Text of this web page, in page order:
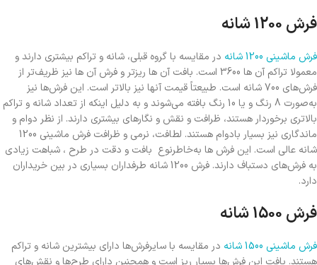
فرش 1200 شانه
فرش ماشینی 1200 شانه
در مقایسه با گروه قبلی، شانه و تراکم بیشتری دارند و
معمولا تراکم آن ها 3600 است. بافت آن ها ریزتر و فرش آن ها نیز ظریف‌تر از
فرش‌های 700 شانه است. طبیعتاً قیمت آنها نیز بالاتر است. این فرش‌ها نیز
به‌صورت 8 رنگ و یا 10 رنگ بافته می‌شوند و به دلیل اینکه از تعداد شانه و تراکم
بالاتری برخوردار هستند، ظرافت و نقش و نگارهای بیشتری دارند. از نظر دوام و
ماندگاری نیز بسیار بادوام هستند. لطافت، نرمی و ظرافت فرش ماشینی 1200
شانه عالی است. این فرش ها به‌خاطرنوع بافت و دقت در طرح ، شباهت زیادی
به فرش‌های دستباف دارند. فرش 1200 شانه طرفداران بسیاری در بین خریداران
دارد.
فرش 1500 شانه
فرش ماشینی 1500 شانه
در مقایسه با سایرفرش‌ها دارای بیشترین شانه و تراکم
هستند. بافت این فرش‌‌ها بسیار ریز است و همچنین دارای طرح‌ها و نقش‌های